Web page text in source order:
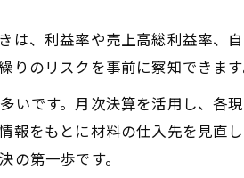
は、利益率や売上高総利益率、
のリスクを事前に察知できます
いです。月次決算を活用し、各
報をもとに材料の仕入先を見直
第一歩です。